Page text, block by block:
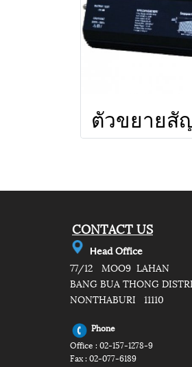
CONTACT US
Head Office
77/12 MOO9 LAHAN
BANG BUA THONG
NONTHABURI 11110
Phone
Office : 02-157-1278-9
Fax : 02-077-6189